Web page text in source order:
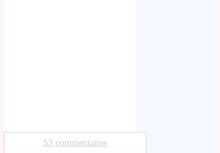
53 commentaires